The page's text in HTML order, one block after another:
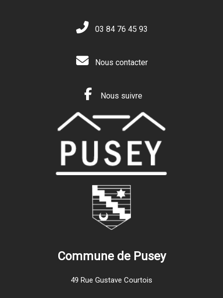
03 84 76 45 93
Nous contacter
Nous suivre
Commune de Pusey
49 Rue Gustave Courtois